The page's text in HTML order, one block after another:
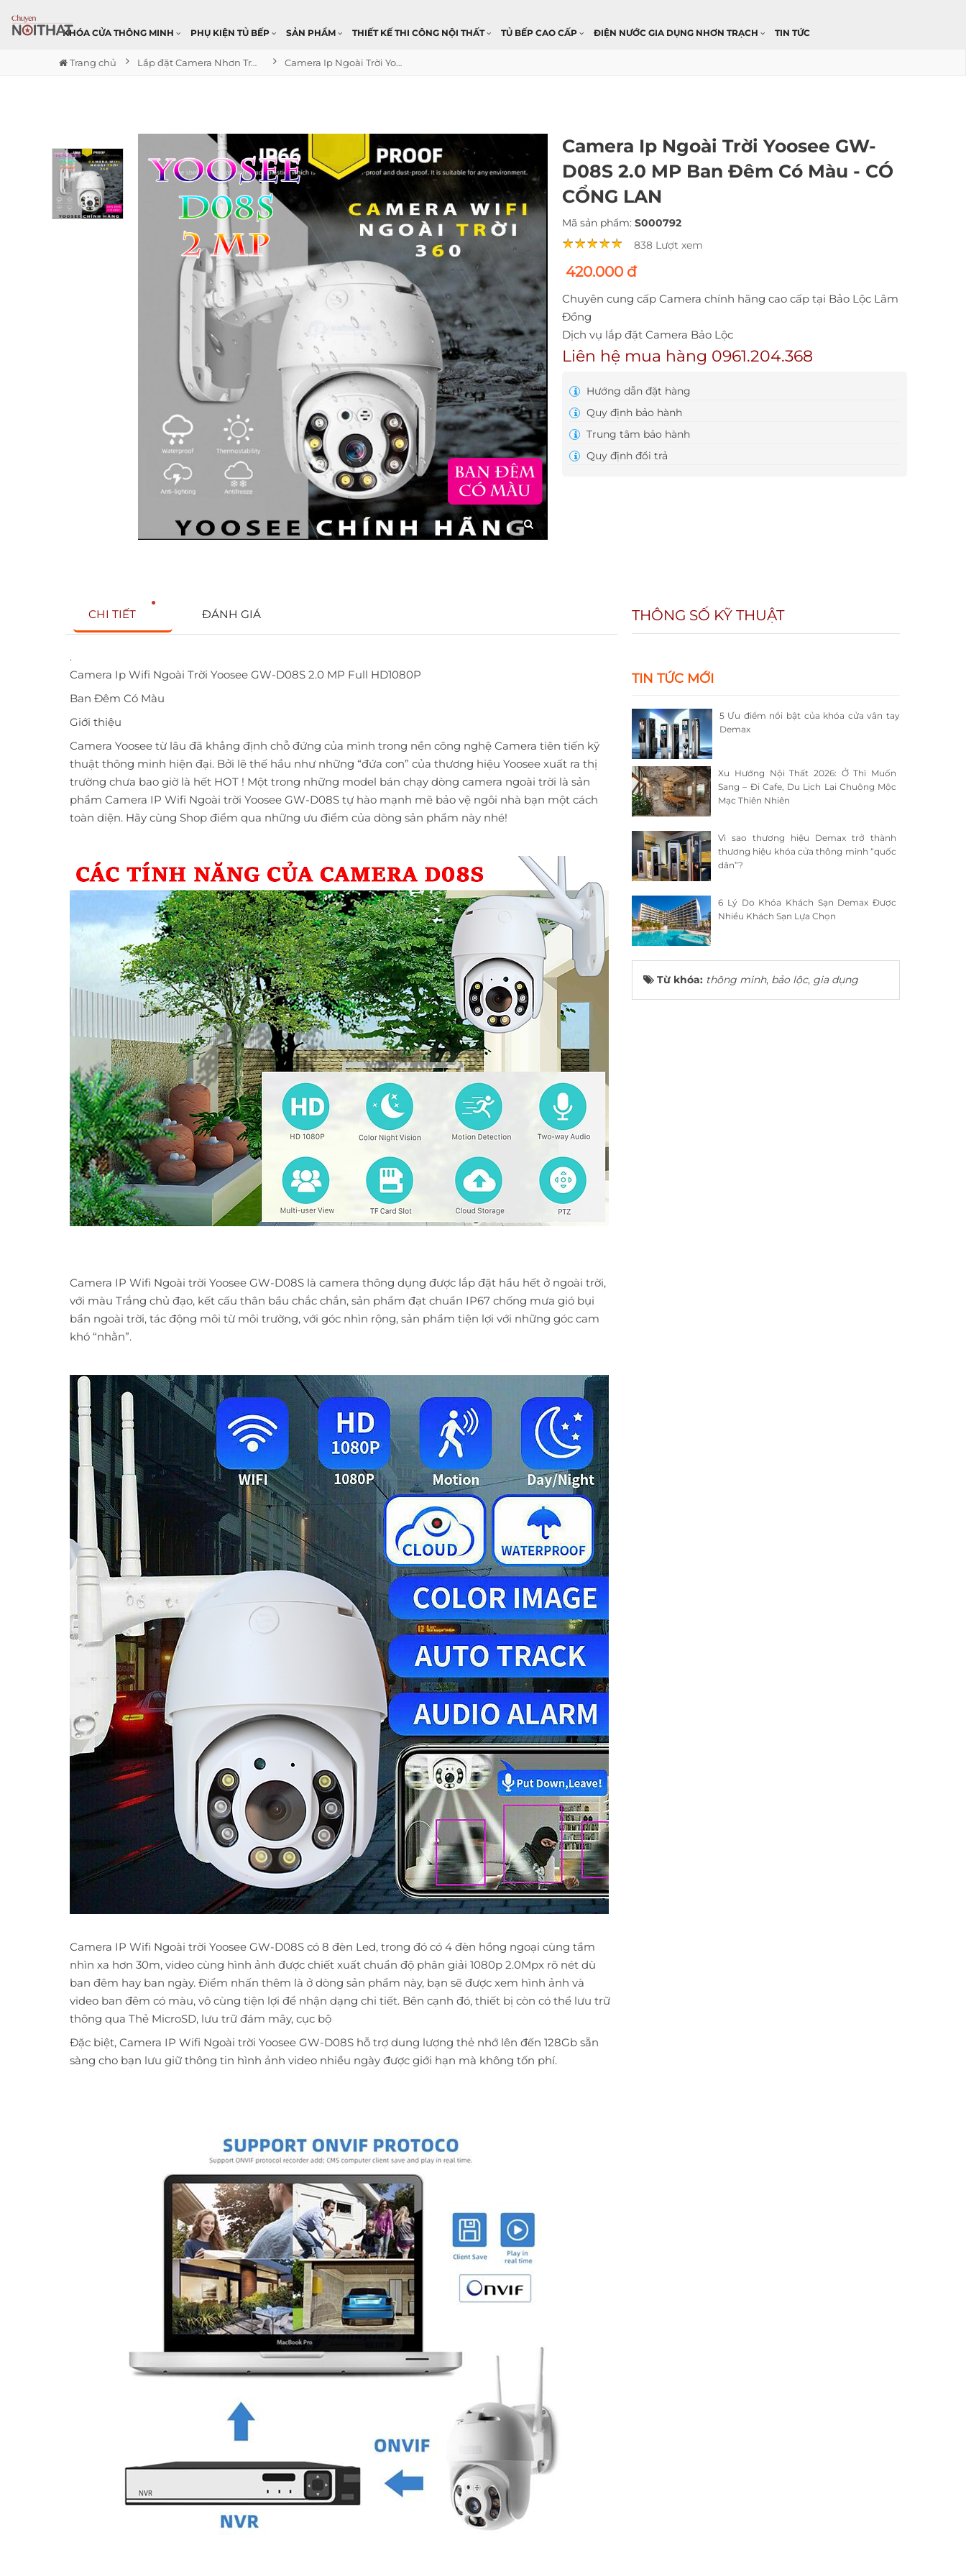
KHÓA CỬA THÔNG MINH PHỤ KIỆN TỦ BẾP SẢN PHẨM THIẾT KẾ THI CÔNG NỘI THẤT TỦ BẾP CAO CẤP ĐIỆN NƯỚC GIA DỤNG NHƠN TRẠCH TIN TỨC
Trang chủ Lắp đặt Camera Nhơn Trạch Đồng Nai Camera Ip Ngoài Trời Yoosee GW-D08S 2.0 MP Ban Đêm Có Màu - CÓ CỔNG LAN
Camera Ip Ngoài Trời Yoosee GW-
D08S 2.0 MP Ban Đêm Có Màu - CÓ
CỔNG LAN
Mã sản phẩm: S000792
838 Lượt xem
420.000 đ
Chuyên cung cấp Camera chính hãng cao cấp tại Bảo Lộc Lâm
Đồng
Dịch vụ lắp đặt Camera Bảo Lộc
Liên hệ mua hàng 0961.204.368
Hướng dẫn đặt hàng
Quy định bảo hành
Trung tâm bảo hành
Quy định đổi trả
CHI TIẾT ĐÁNH GIÁ
.
Camera Ip Wifi Ngoài Trời Yoosee GW-D08S 2.0 MP Full HD1080P
Ban Đêm Có Màu
Giới thiệu
Camera Yoosee từ lâu đã khẳng định chỗ đứng của mình trong nền công nghệ Camera tiên tiến kỹ
thuật thông minh hiện đại. Bởi lẽ thế hầu như những “đứa con” của thương hiệu Yoosee xuất ra thị
trường chưa bao giờ là hết HOT ! Một trong những model bán chạy dòng camera ngoài trời là sản
phẩm Camera IP Wifi Ngoài trời Yoosee GW-D08S tự hào mạnh mẽ bảo vệ ngôi nhà bạn một cách
toàn diện. Hãy cùng Shop điểm qua những ưu điểm của dòng sản phẩm này nhé!
Camera IP Wifi Ngoài trời Yoosee GW-D08S là camera thông dụng được lắp đặt hầu hết ở ngoài trời,
với màu Trắng chủ đạo, kết cấu thân bầu chắc chắn, sản phẩm đạt chuẩn IP67 chống mưa gió bụi
bẩn ngoài trời, tác động môi từ môi trường, với góc nhìn rộng, sản phẩm tiện lợi với những góc cam
khó “nhằn”.
Camera IP Wifi Ngoài trời Yoosee GW-D08S có 8 đèn Led, trong đó có 4 đèn hồng ngoại cùng tầm
nhìn xa hơn 30m, video cùng hình ảnh được chiết xuất chuẩn độ phân giải 1080p 2.0Mpx rõ nét dù
ban đêm hay ban ngày. Điểm nhấn thêm là ở dòng sản phẩm này, bạn sẽ được xem hình ảnh và
video ban đêm có màu, vô cùng tiện lợi để nhận dạng chi tiết. Bên cạnh đó, thiết bị còn có thể lưu trữ
thông qua Thẻ MicroSD, lưu trữ đám mây, cục bộ
Đặc biệt, Camera IP Wifi Ngoài trời Yoosee GW-D08S hỗ trợ dung lượng thẻ nhớ lên đến 128Gb sẵn
sàng cho bạn lưu giữ thông tin hình ảnh video nhiều ngày được giới hạn mà không tốn phí.
THÔNG SỐ KỸ THUẬT
TIN TỨC MỚI
5 Ưu điểm nổi bật của khóa cửa vân tay
Demax
Xu Hướng Nội Thất 2026: Ở Thì Muốn
Sang – Đi Cafe, Du Lịch Lại Chuộng Mộc
Mạc Thiên Nhiên
Vì sao thương hiệu Demax trở thành
thương hiệu khóa cửa thông minh “quốc
dân”?
6 Lý Do Khóa Khách Sạn Demax Được
Nhiều Khách Sạn Lựa Chọn
Từ khóa: thông minh, bảo lộc, gia dụng